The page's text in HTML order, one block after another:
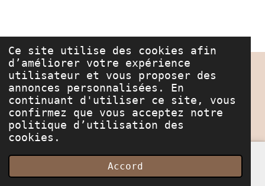
Ce site utilise des cookies afin
d’améliorer votre expérience
utilisateur et vous proposer des
annonces personnalisées. En
continuant d'utiliser ce site, vous
confirmez que vous acceptez notre
politique d’utilisation des
cookies.
Accord
© 2022 - 2026 Les Merveilles de Bella
Marque déposée à l'
INPI
Propulsé par Webador
Carte